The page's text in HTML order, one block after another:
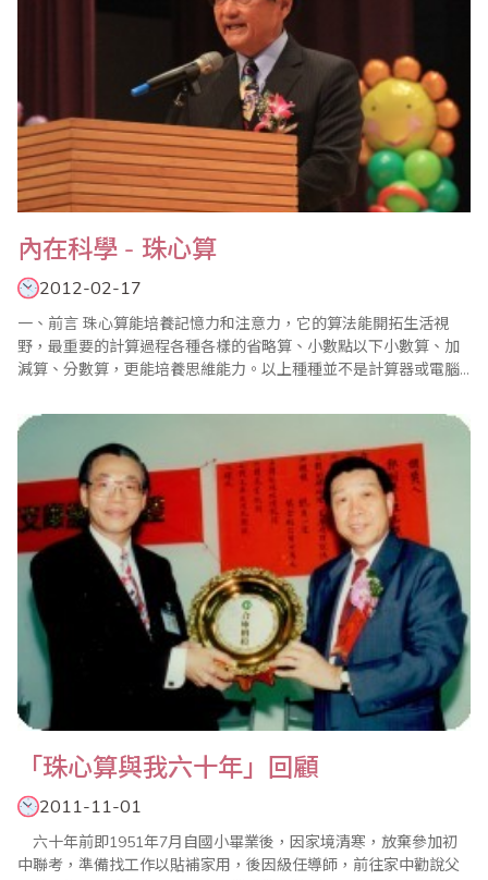
內在科學 - 珠心算
2012-02-17
一、前言 珠心算能培養記憶力和注意力，它的算法能開拓生活視
野，最重要的計算過程各種各樣的省略算、小數點以下小數算、加
減算、分數算，更能培養思維能力。以上種種並不是計算器或電腦
能得到知識是從數字開始，老年失智也是從缺乏數字感覺開始，數
字是人生的命脈，是生命、生活、生存的原動力，它在形成的過程
中所累積起來的科學產..
「珠心算與我六十年」回顧
2011-11-01
六十年前即1951年7月自國小畢業後，因家境清寒，放棄參加初
中聯考，準備找工作以貼補家用，後因級任導師，前往家中勸說父